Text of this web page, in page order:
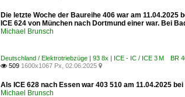
Die letzte Woche der Baureihe 406 war am
ICE 624 von München nach Dortmund einer war. Bei
Michael Brunsch
Deutschland / Elektrotriebzüge | 93 8x | ICE - IC / ICE 3 M BR
 509 1600x1067 Px, 02.06.2025 
Als ICE 628 nach Essen war 403 510 am 11.04.2025
Michael Brunsch